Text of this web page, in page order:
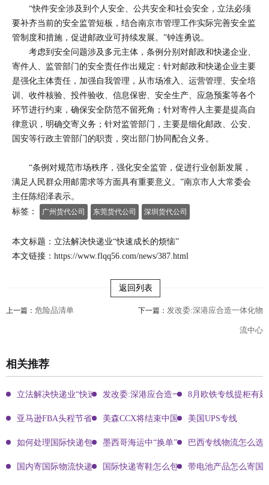
“快件安全涉及到个人安全、公共安全和社会安全，立法必须
要补齐当前的安全监管短板，结合南京市管理工作实际完善安全监
管制度和措施，促进邮政业可持续发展。”钟连勇说。
考虑到安全问题涉及多元主体，条例分别对邮政和快递企业、
寄件人、监管部门的安全责任作出规定：针对邮政和快递企业主要
是强化主体责任，加强自我管理，从市场准入、运营管理、安全培
训、收件核验、投件验收、信息保密、安全生产、应急预案等各个
环节进行约束，确保安全防范不留死角；针对寄件人主要是提高自
律意识，明确交寄义务；针对监管部门，主要是细化邮政、公安、
国安等行政主管部门的职责，突出部门协同配合义务。
“条例对规范市场秩序，强化安全监管，促进行业创新发展，
满足人民群众用邮需求等方面具有重要意义。”南京市人大常委会
主任陈绍泽表示。
标签：
广州货代公司 东莞货代公司 深圳货代公司
本文标题：立法解决快递业“快速成长的烦恼”
本文链接： https://www.flqq56.com/news/387.html
返回列表
上一篇： 危险品清单 下一篇： 发改委:深港应合造一体化物
流中心
相关推荐
立法解决快递业“快速成长的烦恼”发改委:深港应合造一体化物流中心
8月欧铁专线提柜有
亚马逊FBA头程节省运费鲜为人知的秘密
美森CCX将结束中国航行美国UPS专线
如何处理国际快递包裹的损坏和破损?完善解决方案的多方面分析
墨西哥海运中“换单”是什么意思？巴西专线物流怎么选
国内寄国际物流快递价格怎么算国际快递寄鞋怎么包装 带电池产品怎么寄国